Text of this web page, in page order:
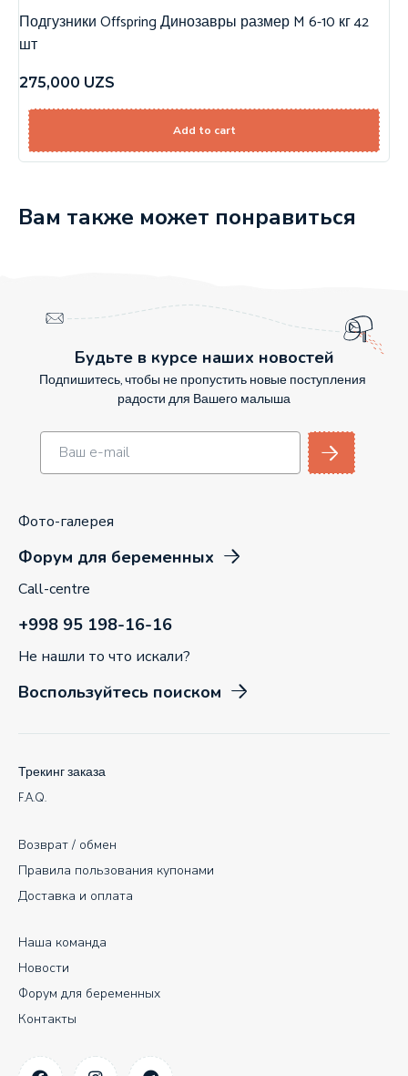
Подгузники Offspring Динозавры размер M 6-10 кг 42
шт
275,000 UZS
Add to cart
Вам также может понравиться
Будьте в курсе наших новостей
Подпишитесь, чтобы не пропустить новые поступления
радости для Вашего малыша
Фото-галерея
Форум для беременных
Call-centre
+998 95 198-16-16
Не нашли то что искали?
Воспользуйтесь поиском
Наша команда
Новости
Форум для беременных
Контакты
Возврат / обмен
Правила пользования купонами
Доставка и оплата
Трекинг заказа
F.A.Q.